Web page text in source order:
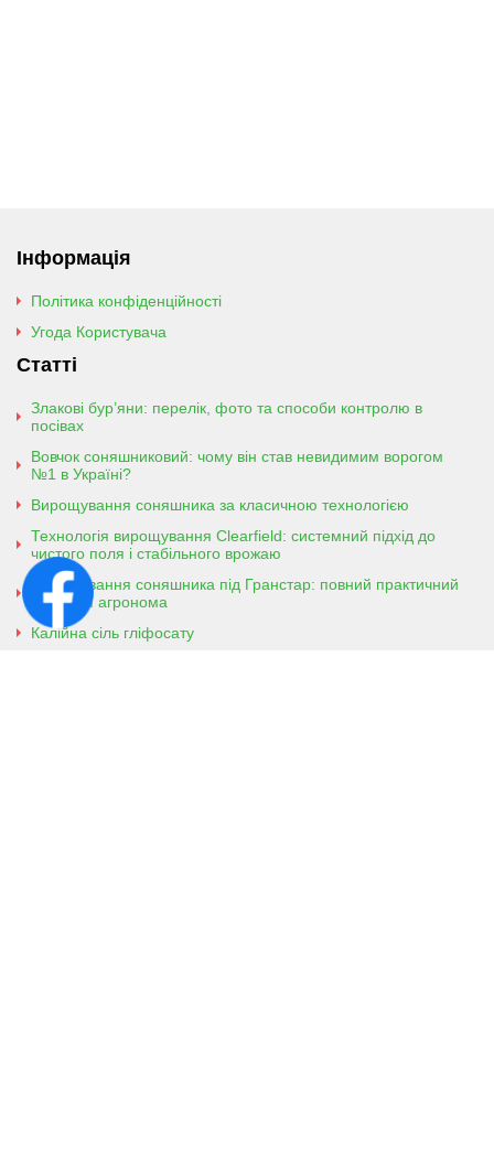
Інформація
Політика конфіденційності
Угода Користувача
Статті
Злакові бур’яни: перелік, фото та способи контролю в
посівах
Вовчок соняшниковий: чому він став невидимим ворогом
№1 в Україні?
Вирощування соняшника за класичною технологією
Технологія вирощування Clearfield: системний підхід до
чистого поля і стабільного врожаю
Вирощування соняшника під Гранстар: повний практичний
гайд для агронома
Калійна сіль гліфосату